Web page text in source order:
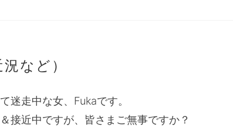
など）
迷走中な女、Fukaです。
接近中ですが、皆さまご無事ですか？